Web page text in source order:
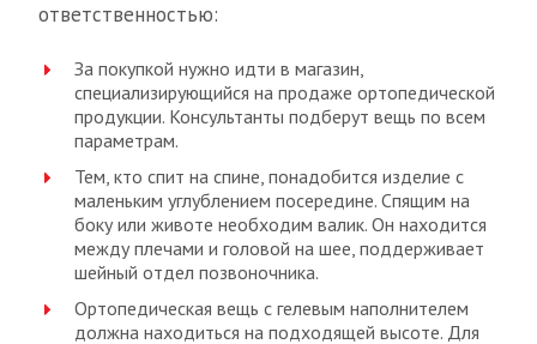
ответственностью:
За покупкой нужно идти в магазин,
специализирующийся на продаже ортопедической
продукции. Консультанты подберут вещь по всем
параметрам.
Тем, кто спит на спине, понадобится изделие с
маленьким углублением посередине. Спящим на
боку или животе необходим валик. Он находится
между плечами и головой на шее, поддерживает
шейный отдел позвоночника.
Ортопедическая вещь с гелевым наполнителем
должна находиться на подходящей высоте. Для